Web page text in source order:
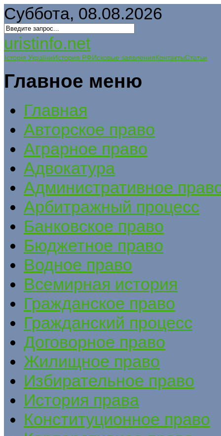
Суббота, 08.08.2026
uristinfo.net
Історія УкраїниИстория РФИсковые заявленияКонтактыСтатьи
Главное меню
Главная
Авторское право
Аграрное право
Адвокатура
Административное
Арбитражный процесс
Банковское право
Бюджетное право
Водное право
Всемирная история
Гражданское право
Гражданский процесс
Договорное право
Жилищное право
Избирательное право
История права
Конституционное право